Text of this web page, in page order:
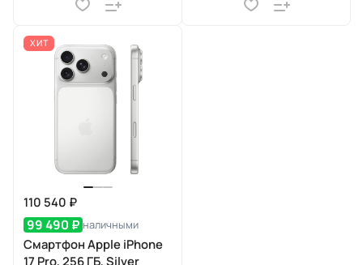
ХИТ
110 540 ₽
99 490 ₽ наличными
Смартфон Apple iPhone
17 Pro, 256 ГБ, Silver